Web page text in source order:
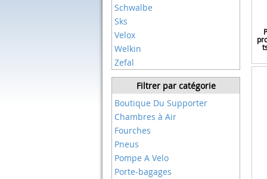
Schwalbe
Sks
Velox
Welkin
Zefal
Filtrer par catégorie
Boutique Du Supporter
Chambres à Air
Fourches
Pneus
Pompe A Velo
Porte-bagages